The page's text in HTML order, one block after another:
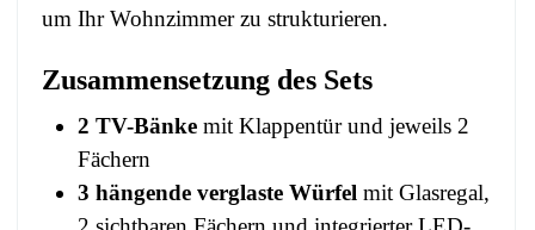
um Ihr Wohnzimmer zu strukturieren.
Zusammensetzung des Sets
2 TV-Bänke mit Klappentür und jeweils 2
Fächern
3 hängende verglaste Würfel mit Glasregal,